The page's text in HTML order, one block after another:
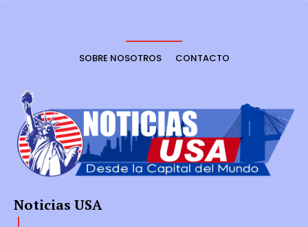
SOBRE NOSOTROS CONTACTO
Noticias USA